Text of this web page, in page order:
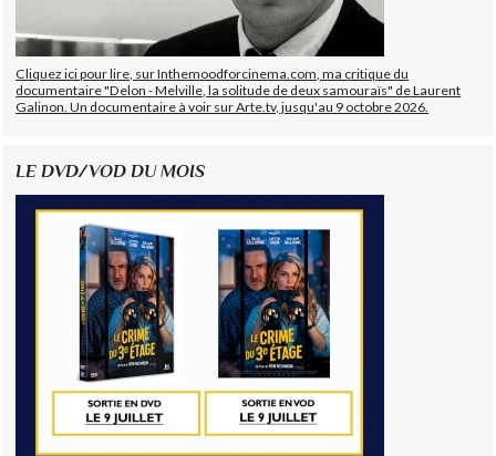
Cliquez ici pour lire, sur Inthemoodforcinema.com, ma critique du
documentaire "Delon - Melville, la solitude de deux samouraïs" de Laurent
Galinon. Un documentaire à voir sur Arte.tv, jusqu'au 9 octobre 2026.
LE DVD/VOD DU MOIS